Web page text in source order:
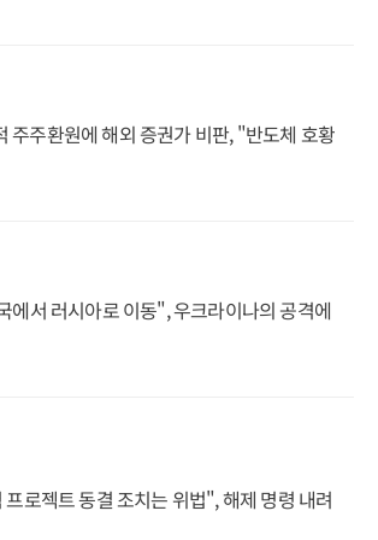
주주환원에 해외 증권가 비판, "반도체 호황
에서 러시아로 이동", 우크라이나의 공격에
로젝트 동결 조치는 위법", 해제 명령 내려